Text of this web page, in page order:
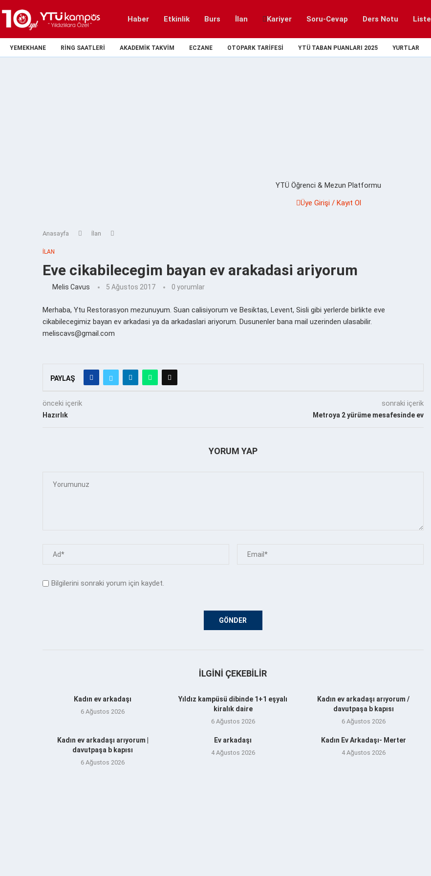
Haber Etkinlik Burs İlan Kariyer Soru-Cevap Ders Notu Liste
YEMEKHANE RING SAATLERI AKADEMIK TAKVIM ECZANE OTOPARK TARIFESI YTÜ TABAN PUANLARI 2025 YURTLAR
YTÜ Öğrenci & Mezun Platformu
Üye Girişi / Kayıt Ol
Anasayfa İlan
İLAN
Eve cikabilecegim bayan ev arakadasi ariyorum
Melis Cavus 5 Ağustos 2017 0 yorumlar
Merhaba, Ytu Restorasyon mezunuyum. Suan calisiyorum ve Besiktas, Levent, Sisli gibi yerlerde birlikte eve
cikabilecegimiz bayan ev arkadasi ya da arkadaslari ariyorum. Dusunenler bana mail uzerinden ulasabilir.
meliscavs@gmail.com
PAYLAŞ
önceki içerik
Hazırlık
sonraki içerik
Metroya 2 yürüme mesafesinde ev
YORUM YAP
Bilgilerini sonraki yorum için kaydet.
İLGINI ÇEKEBILIR
Kadın ev arkadaşı
6 Ağustos 2026
Yıldız kampüsü dibinde 1+1 eşyalı
kiralık daire
6 Ağustos 2026
Kadın ev arkadaşı arıyorum /
davutpaşa b kapısı
6 Ağustos 2026
Kadın ev arkadaşı arıyorum |
davutpaşa b kapısı
6 Ağustos 2026
Ev arkadaşı
4 Ağustos 2026
Kadın Ev Arkadaşı- Merter
4 Ağustos 2026